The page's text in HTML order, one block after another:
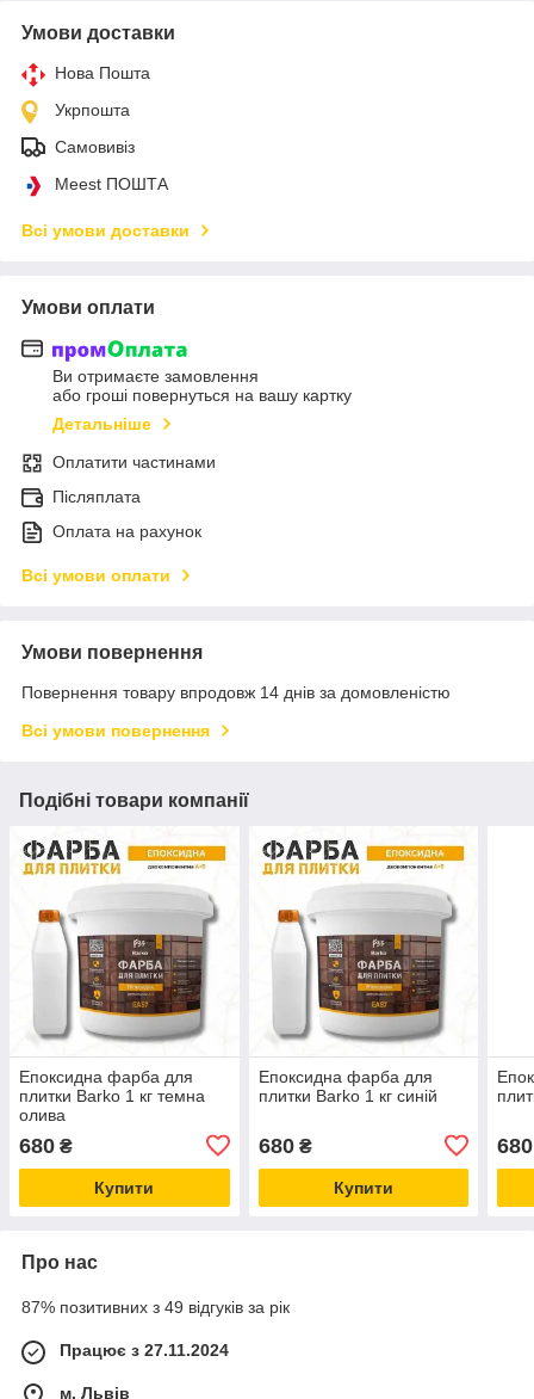
Умови доставки
Нова Пошта
Укрпошта
Самовивіз
Meest ПОШТА
Всі умови доставки
Умови оплати
Ви отримаєте замовлення
або гроші повернуться на вашу картку
Детальніше
Оплатити частинами
Післяплата
Оплата на рахунок
Всі умови оплати
Умови повернення
Повернення товару впродовж 14 днів за домовленістю
Всі умови повернення
Подібні товари компанії
Епоксидна фарба для
плитки Barko 1 кг темна
олива
680 ₴
Купити
Епоксидна фарба для
плитки Barko 1 кг синій
680₴
Купити
680
Про нас
87% позитивних з 49 відгуків за рік
Працює з 27.11.2024
м. Львів